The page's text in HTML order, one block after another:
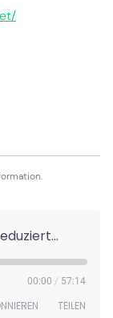
Medizin | Wie Stress im Klinikalltag reduziert werden könnte! #291
00:00 / 57:14
TEILEN